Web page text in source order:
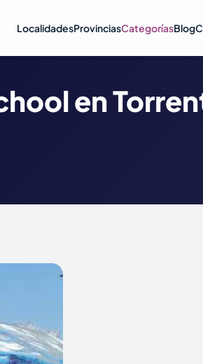
LocalidadesProvinciasCategoríasBlog
en